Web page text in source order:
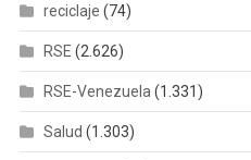
reciclaje (74)
RSE (2.626)
RSE-Venezuela (1.331)
Salud (1.303)